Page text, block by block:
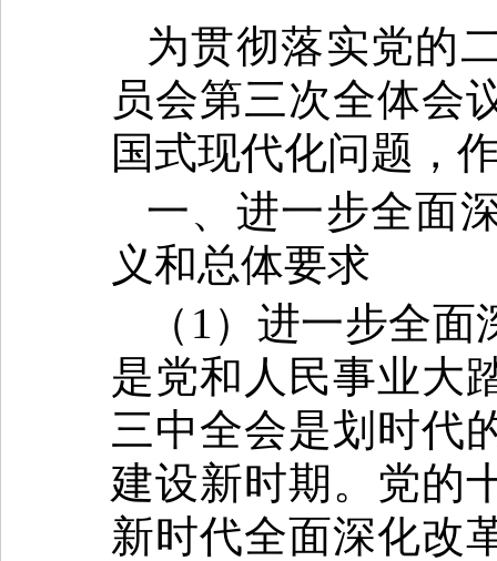
为贯彻落实党的
员会第三次全体会
国式现代化问题，
一、进一步全面
义和总体要求
（1）进一步全
是党和人民事业大
三中全会是划时代
建设新时期。党的
新时代全面深化改